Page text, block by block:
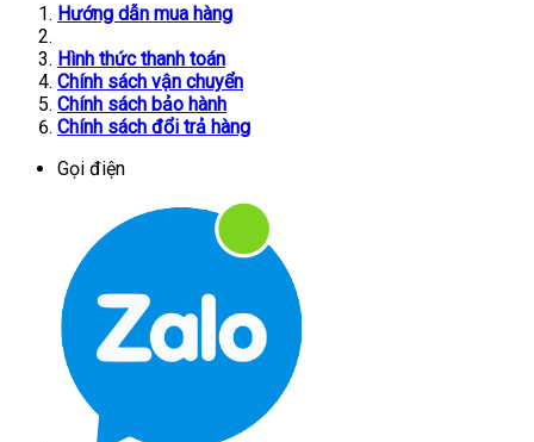
Hướng dẫn mua hàng
Hình thức thanh toán
Chính sách vận chuyển
Chính sách bảo hành
Chính sách đổi trả hàng
Gọi điện